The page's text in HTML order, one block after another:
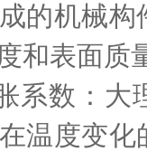
的机械
和表面质
数：大
温度变